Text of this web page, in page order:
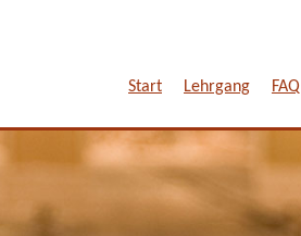
Start Lehrgang FAQ